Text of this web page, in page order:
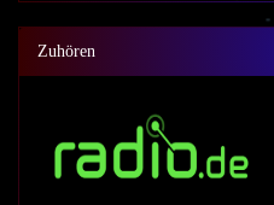
Zuhören